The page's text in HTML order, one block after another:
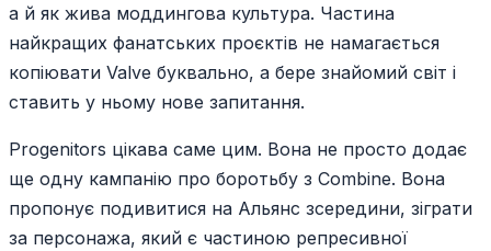
а й як жива моддингова культура. Частина
найкращих фанатських проєктів не намагається
копіювати Valve буквально, а бере знайомий світ і
ставить у ньому нове запитання.
Progenitors цікава саме цим. Вона не просто додає
ще одну кампанію про боротьбу з Combine. Вона
пропонує подивитися на Альянс зсередини, зіграти
за персонажа, який є частиною репресивної